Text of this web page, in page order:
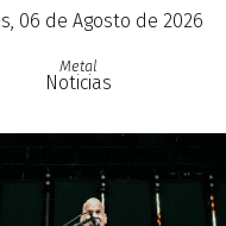
06 de Agosto de 2026
Metal
Noticias